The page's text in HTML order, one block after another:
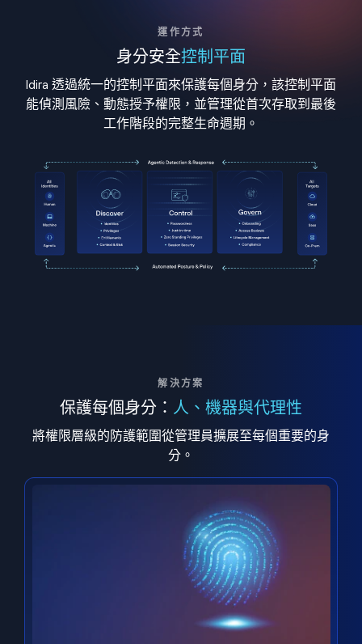
運作方式
身分安全控制平面
Idira 透過統一的控制平面來保護每個身分，該控制平面
能偵測風險、動態授予權限，並管理從首次存取到最後
工作階段的完整生命週期。
解決方案
保護每個身分： 人、機器與代理性
將權限層級的防護範圍從管理員擴展至每個重要的身
分。